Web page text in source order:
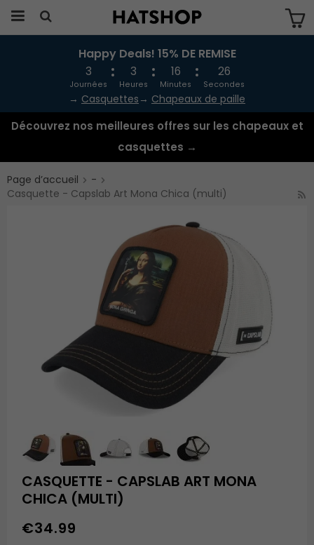
Produkten har blivit tillagd i varukorgen
Happy Deals! 15% DE REMISE
3
Journées
3
Heures
16
Minutes
26
Secondes
→ Casquettes → Chapeaux de paille
Découvrez nos meilleures offres sur les chapeaux et
casquettes →
Page d’accueil
-
Casquette - Capslab Art Mona Chica (multi)
CASQUETTE - CAPSLAB ART MONA
CHICA (MULTI)
€34.99